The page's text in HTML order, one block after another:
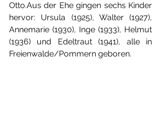
Otto.Aus der Ehe gingen sechs Kinder
hervor: Ursula (1925), Walter (1927),
Annemarie (1930), Inge (1933), Helmut
(1936) und Edeltraut (1941), alle in
Freienwalde/Pommern geboren.